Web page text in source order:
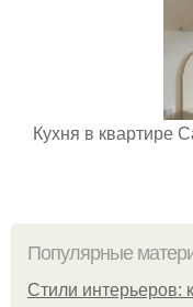
Кухня в квартире
Популярные
Стили интерьеров: